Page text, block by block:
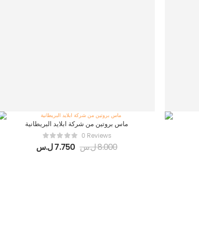
ماس بروتين من شركة ابلايد البريطانية
0 Reviews
7.750ل.س 8.000ل.س